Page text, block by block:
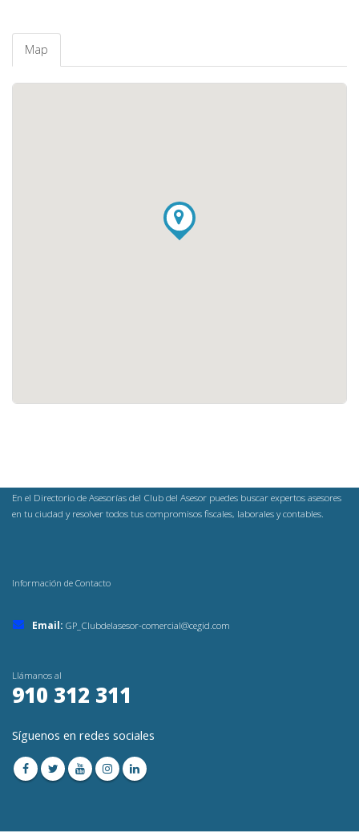
Map
En el Directorio de Asesorías del Club del Asesor puedes buscar expertos asesores
en tu ciudad y resolver todos tus compromisos fiscales, laborales y contables.
Información de Contacto
Email: GP_Clubdelasesor-comercial@cegid.com
Llámanos al
910 312 311
Síguenos en redes sociales